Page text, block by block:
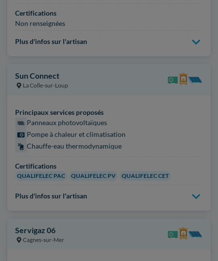
Certifications
Non renseignées
Plus d'infos sur l'artisan
Sun Connect
La Colle-sur-Loup
Principaux services proposés
Panneaux photovoltaïques
Pompe à chaleur et climatisation
Chauffe-eau thermodynamique
Certifications
QUALIFELEC PAC QUALIFELEC PV QUALIFELEC CET
Plus d'infos sur l'artisan
Servigaz 06
Cagnes-sur-Mer